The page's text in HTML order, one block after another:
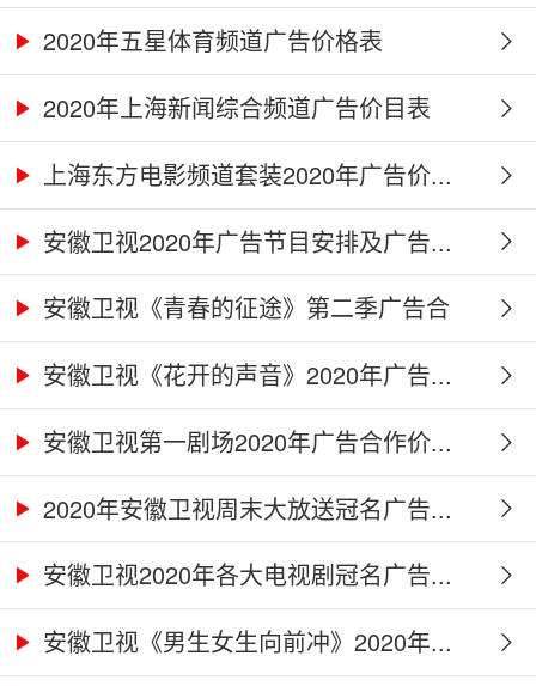
2020年五星体育频道广告价格表
2020年上海新闻综合频道广告价目表
上海东方电影频道套装2020年广告价...
安徽卫视2020年广告节目安排及广告...
安徽卫视《青春的征途》第二季广告合
作...安徽卫视《花开的声音》2020年广告...
安徽卫视第一剧场2020年广告合作价...
2020年安徽卫视周末大放送冠名广告...
安徽卫视2020年各大电视剧冠名广告...
安徽卫视《男生女生向前冲》2020年...